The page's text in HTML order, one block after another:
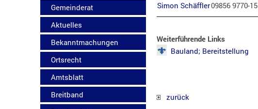
Gemeinderat
Aktuelles
Bekanntmachungen
Ortsrecht
Amtsblatt
Breitband
Simon Schäffler09856 9770-15
Weiterführende Links
Bauland; Bereitstellung
zurück